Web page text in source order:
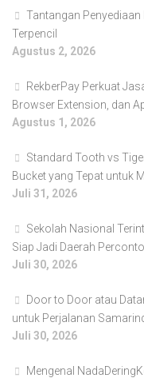
Tantangan
Terpencil
Agustus 2, 2026
RekberPay Perkuat
Browser Extension, dan
Agustus 1, 2026
Standard Tooth vs
Bucket yang Tepat untuk
Juli 31, 2026
Sekolah Nasional
Siap Jadi Daerah
Juli 30, 2026
Door to Door atau
untuk Perjalanan
Juli 30, 2026
Mengenal